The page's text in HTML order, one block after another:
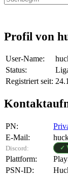
Profil von
User-Name:
Status:
Registriert seit:
PN:
E-Mail:
Discord: ✓
Plattform:
PSN-ID: